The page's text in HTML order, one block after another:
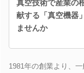
真空技術で産業の
献する「真空機器
ませんか
1981年の創業より、